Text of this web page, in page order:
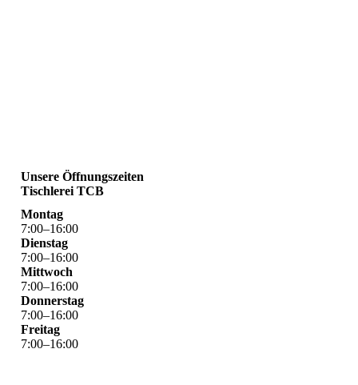
Unsere Öffnungszeiten
Tischlerei TCB
Montag
7:00–16:00
Dienstag
7:00–16:00
Mittwoch
7:00–16:00
Donnerstag
7:00–16:00
Freitag
7:00–16:00